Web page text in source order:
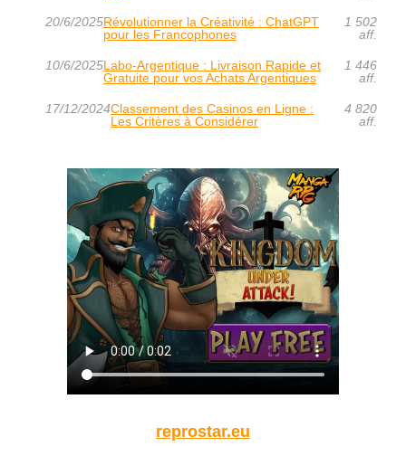
20/6/2025Révolutionner la Créativité : ChatGPT
pour les Francophones
1 502
aff.
10/6/2025Labo-Argentique : Livraison Rapide et
Gratuite pour vos Achats Argentiques
1 446
aff.
17/12/2024Classement des Casinos en Ligne :
Les Critères à Considérer
4 820
aff.
reprostar.eu